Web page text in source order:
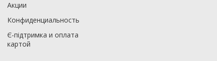
Акции
Конфиденциальность
Є-підтримка и оплата
картой